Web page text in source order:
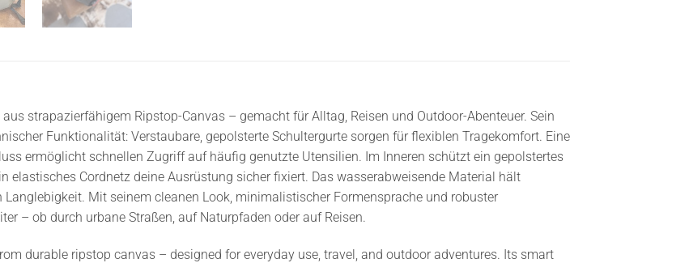
strapazierfähigem Ripstop-Canvas – gemacht für Alltag, Reisen und Outdoor-Abenteuer. Sein
Funktionalität: Verstaubare, gepolsterte Schultergurte sorgen für flexiblen Tragekomfort. Eine
ermöglicht schnellen Zugriff auf häufig genutzte Utensilien. Im Inneren schützt ein gepolstertes
elastisches Cordnetz deine Ausrüstung sicher fixiert. Das wasserabweisende Material hält
Mit seinem cleanen Look, minimalistischer Formensprache und robuster
– ob durch urbane Straßen, auf Naturpfaden oder auf Reisen.
durable ripstop canvas – designed for everyday use, travel, and outdoor adventures. Its smart